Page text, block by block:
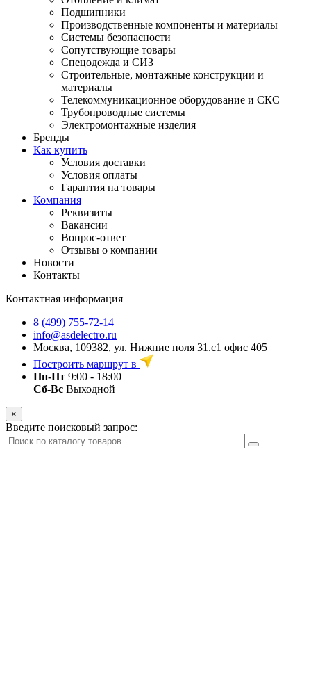
Подшипники
Производственные компоненты и материалы
Системы безопасности
Сопутствующие товары
Спецодежда и СИЗ
Строительные, монтажные конструкции и
материалы
Телекоммуникационное оборудование и СКС
Трубопроводные системы
Электромонтажные изделия
Бренды
Как купить
Условия доставки
Условия оплаты
Гарантия на товары
Компания
Реквизиты
Вакансии
Вопрос-ответ
Отзывы о компании
Новости
Контакты
Контактная информация
8 (499) 755-72-14
info@asdelectro.ru
Москва, 109382, ул. Нижние поля 31.с1 офис 405
Построить маршрут в
Пн-Пт 9:00 - 18:00
Сб-Вс Выходной
×
Введите поисковый запрос: